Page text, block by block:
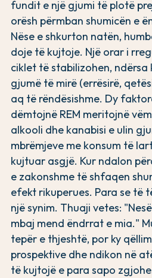
fundit e një gjumi të plotë
orësh përmban shumicën e
Nëse e shkurton natën,
doje të kujtoje. Një orar i
ciklet të stabilizohen,
gjumë të mirë (errësirë,
aq të rëndësishme. Dy
dëmtojnë REM meritojnë
alkooli dhe kanabisi e ulin
mbrëmjeve me konsum të
kujtuar asgjë. Kur ndalon
e zakonshme të shfaqen
efekt rikuperues. Para se të
një synim. Thuaji vetes:
mbaj mend ëndrrat e mia."
tepër e thjeshtë, por ky
prospektive dhe ndikon në
të kujtojë e para sapo